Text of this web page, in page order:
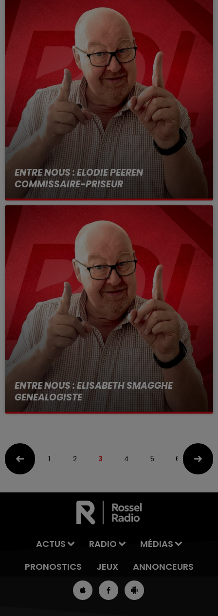
ENTRE NOUS : ELODIE PEEREN
COMMISSAIRE-PRISEUR
Entre nous tous les jours de 12h a 14h
ENTRE NOUS : ELISABETH SMAGGHE
GENEALOGISTE
Entre nous tous les jours de 12h a 14h
1 2 3 4 5 6
ACTUS RADIO
MÉDIAS
PRONOSTICS
JEUX ANNONCEURS